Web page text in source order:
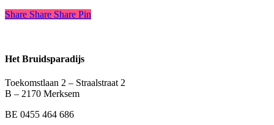
Share
Share Share Share Pin
Het Bruidsparadijs
Toekomstlaan 2 – Straalstraat 2
B – 2170 Merksem
BE 0455 464 686